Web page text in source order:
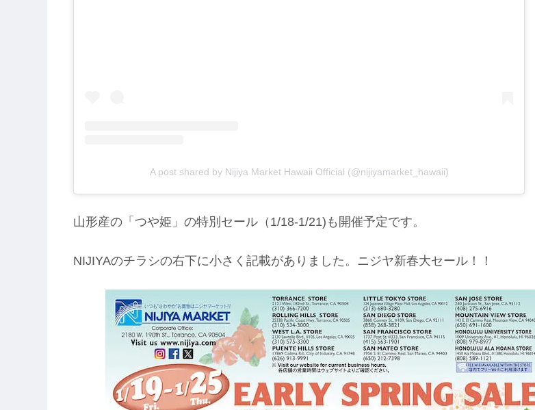
A post shared by Nijiya Market Hawaii Official (@nijiyamarket_hawaii)
山形産の「つや姫」の特別セール（1/18-1/21)も開催予定です。
NIJIYAのチラシの右下に小さく記載がありました。ニジヤ新春大セール！！